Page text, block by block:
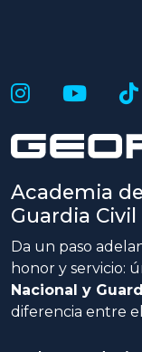
Academia
Guardia Civil
Da un paso
honor y servicio:
Nacional y
diferencia entre